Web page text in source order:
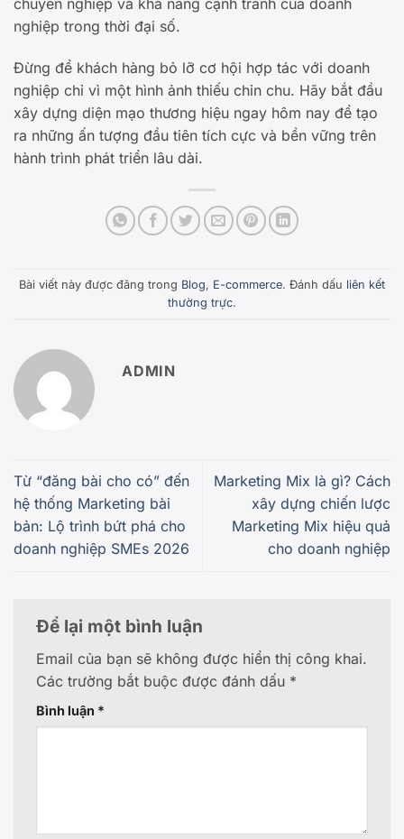
chuyên nghiệp và khả năng cạnh tranh của doanh
nghiệp trong thời đại số.
Đừng để khách hàng bỏ lỡ cơ hội hợp tác với doanh
nghiệp chỉ vì một hình ảnh thiếu chỉn chu. Hãy bắt đầu
xây dựng diện mạo thương hiệu ngay hôm nay để tạo
ra những ấn tượng đầu tiên tích cực và bền vững trên
hành trình phát triển lâu dài.
Bài viết này được đăng trong Blog, E-commerce. Đánh dấu liên kết
thường trực.
ADMIN
Từ “đăng bài cho có” đến
hệ thống Marketing bài
bản: Lộ trình bứt phá cho
doanh nghiệp SMEs 2026
Marketing Mix là gì? Cách
xây dựng chiến lược
Marketing Mix hiệu quả
cho doanh nghiệp
Để lại một bình luận
Email của bạn sẽ không được hiển thị công khai.
Các trường bắt buộc được đánh dấu *
Bình luận *